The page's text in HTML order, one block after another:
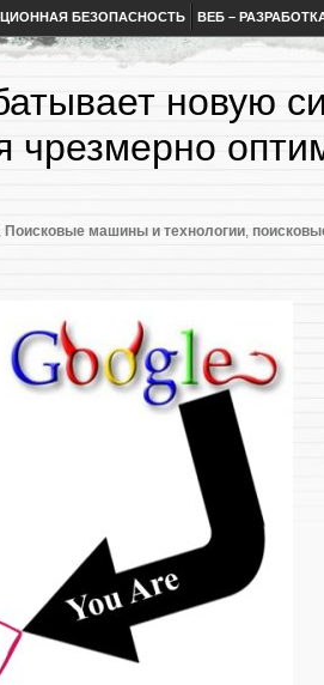
БЕЗОПАСНОСТЬ ВЕБ –
новую
чрезмерно
, Поисковые машины и технологии,